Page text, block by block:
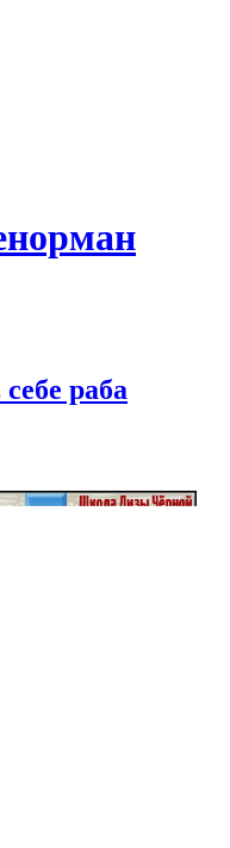
раба